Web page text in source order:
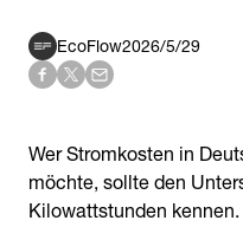
EcoFlow2026/5/29
Wer Stromkosten in
möchte, sollte den
Kilowattstunden